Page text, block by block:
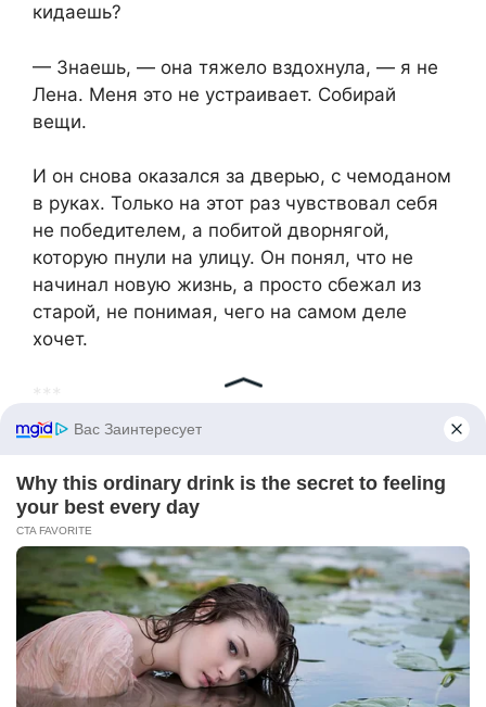
кидаешь?
— Знаешь, — она тяжело вздохнула, — я не
Лена. Меня это не устраивает. Собирай
вещи.
И он снова оказался за дверью, с чемоданом
в руках. Только на этот раз чувствовал себя
не победителем, а побитой дворнягой,
которую пнули на улицу. Он понял, что не
начинал новую жизнь, а просто сбежал из
старой, не понимая, чего на самом деле
хочет.
Она устроила квартиру по-своему: обновила
мебель, убрала всё, что напоминало об
Андрее.
Впервые за долгие годы она почувствовала
лёгкость. Её не тяготили лишние слова,
претензии или ожидания. Она больше не
жила ради кого-то — только ради себя.